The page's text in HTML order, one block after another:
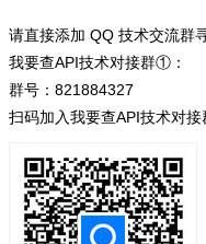
请直接添加 QQ 技术交流群
我要查API技术对接群①：
群号：821884327
扫码加入我要查API技术对接